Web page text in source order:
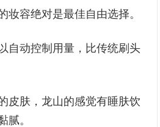
妆容绝对是最佳自由选择。
自动控制用量，比传统刷头
皮肤，龙山的感觉有睡肤饮
腻。